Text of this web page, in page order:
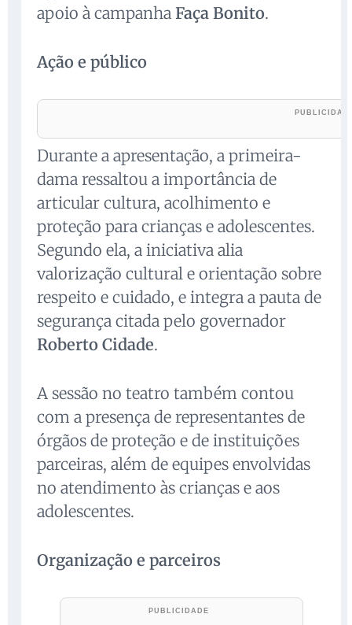
apoio à campanha Faça Bonito.
Ação e público
Durante a apresentação, a primeira-
dama ressaltou a importância de
articular cultura, acolhimento e
proteção para crianças e adolescentes.
Segundo ela, a iniciativa alia
valorização cultural e orientação sobre
respeito e cuidado, e integra a pauta de
segurança citada pelo governador
Roberto Cidade.
A sessão no teatro também contou
com a presença de representantes de
órgãos de proteção e de instituições
parceiras, além de equipes envolvidas
no atendimento às crianças e aos
adolescentes.
Organização e parceiros